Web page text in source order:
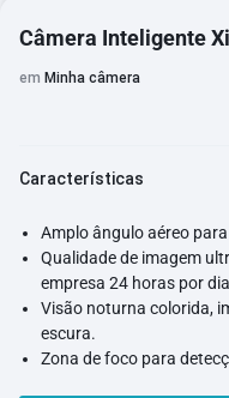
Câmera Inteligente
em Minha câmera
Características
Amplo ângulo aéreo
Qualidade de imagem
empresa 24 horas por
Visão noturna colorida,
escura.
Zona de foco para